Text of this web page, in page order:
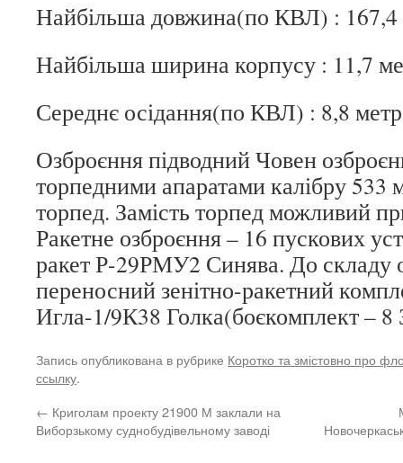
Найбільша довжина(по КВЛ) : 167,4
Найбільша ширина корпусу : 11,7
Середнє осідання(по КВЛ) : 8,8
Озброєння підводний Човен
торпедними апаратами калібру 533
торпед. Замість торпед можливий
Ракетне озброєння – 16 пускових
ракет Р-29РМУ2 Синява. До складу
переносний зенітно-ракетний
Игла-1/9К38 Голка(боєкомплект –
Запись опубликована в рубрике Коротко та змістовно про
ссылку.
← Криголам проекту 21900 М заклали на
Виборзькому суднобудівельному заводі